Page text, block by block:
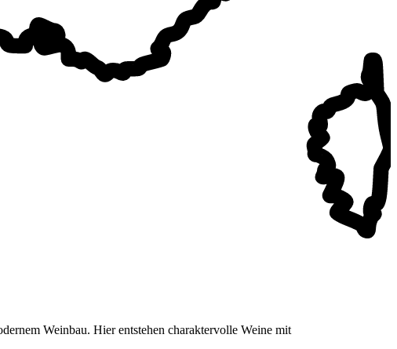
Weinbau. Hier entstehen charaktervolle Weine mit